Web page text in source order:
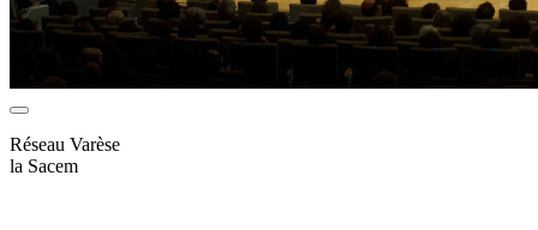
Réseau Varèse
la Sacem